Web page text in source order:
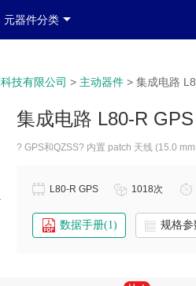
元器件分类
登录 免费注册
技有限公司 > 主动器件 > 集成电路
集成电路 L80-R GPS
? GPS和QZSS? 内置 patch 天线 (15.0
L80-R GPS 1018次
数据手册(1) 规格参